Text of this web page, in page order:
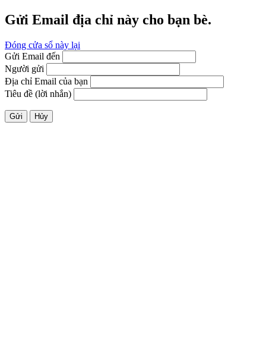
Gửi Email địa chỉ này cho bạn bè.
Đóng cửa sổ này lại
Gửi Email đến
Người gửi
Địa chỉ Email của bạn
Tiêu đề (lời nhắn)
Gửi Hủy